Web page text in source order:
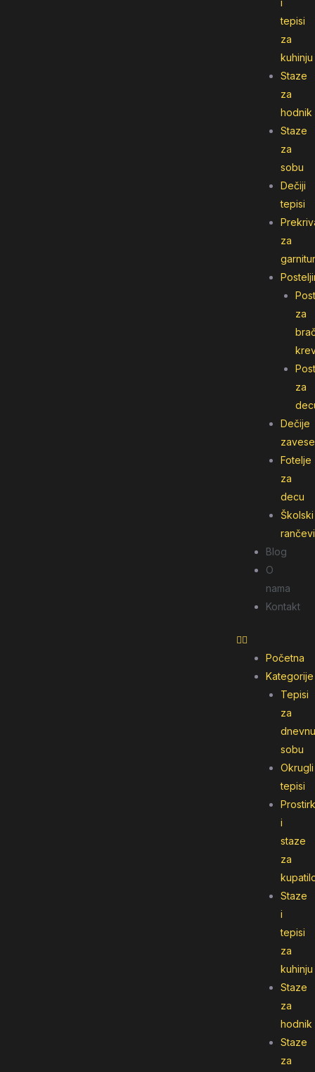
i
tepisi
za
kuhinju
Staze
za
hodnik
Staze
za
sobu
Dečiji
tepisi
za
za
za
Dečije
zavese
Fotelje
za
decu
Školski
rančevi
Blog
O
nama
Kontakt
Početna
Kategorije
Tepisi
za
dnevnu
sobu
Okrugli
tepisi
i
staze
za
Staze
i
tepisi
za
kuhinju
Staze
za
hodnik
Staze
za